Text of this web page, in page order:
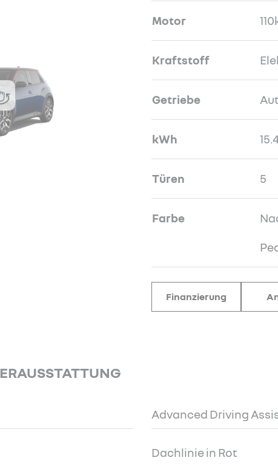
Motor
Kraftstoff
Getriebe
kWh
Türen 5
Farbe
Finanzierung
Advanced Driving
Dachlinie in Rot